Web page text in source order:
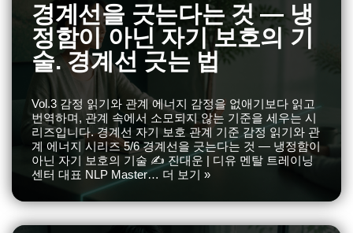
경계선을 긋는다는 것 — 냉
정함이 아닌 자기 보호의 기
술. 경계선 긋는 법
Vol.3 감정 읽기와 관계 에너지 감정을 없애기보다 읽고
번역하며, 관계 속에서 소모되지 않는 기준을 세우는 시
리즈입니다. 경계선 자기 보호 관계 기준 감정 읽기와 관
계 에너지 시리즈 5/6 경계선을 긋는다는 것 — 냉정함이
아닌 자기 보호의 기술 ✍️ 진대운 | 디유 멘탈 트레이닝
센터 대표 NLP Master… 더 보기 »